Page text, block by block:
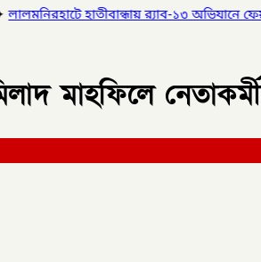
১৩ অভিযানে ফেয়ারডিলসহ মাদক ব্যবসায়ী
মাহফিলে